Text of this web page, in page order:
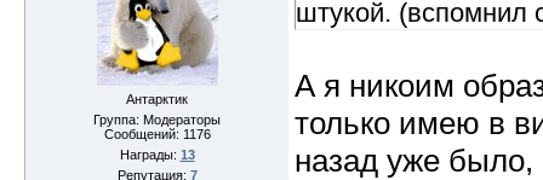
Антарктик
Группа: Модераторы
Сообщений: 1176
Награды: 13
Репутация: 7
штукой. (вспомнил
А я никоим
только имею в
назад уже